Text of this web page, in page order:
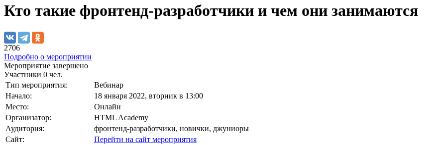
Кто такие фронтенд-разработчики и чем они занимаются
2706
Подробно о мероприятии
Мероприятие завершено
Участники 0 чел.
Тип мероприятия:
Вебинар
Начало:
18 января 2022, вторник в 13:00
Место:
Онлайн
Организатор:
HTML Academy
Аудитория:
фронтенд-разработчики, новички, джуниоры
Сайт:
Перейти на сайт мероприятия